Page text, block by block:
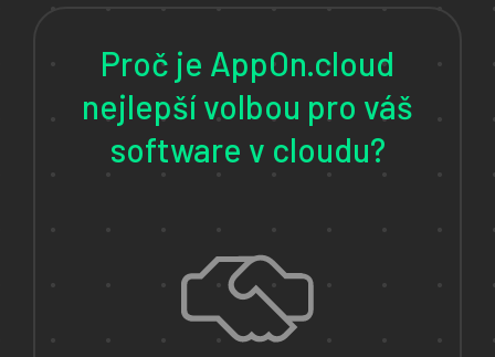
Proč je AppOn.cloud
nejlepší volbou pro váš
software v cloudu?